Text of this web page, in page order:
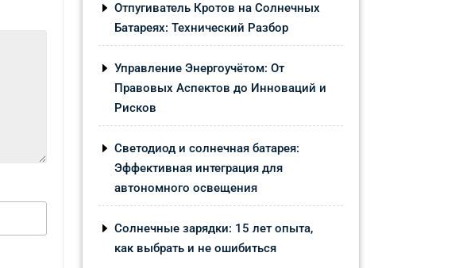
Отпугиватель Кротов на Солнечных
Батареях: Технический Разбор
Управление Энергоучётом: От
Правовых Аспектов до Инноваций и
Рисков
Светодиод и солнечная батарея:
Эффективная интеграция для
автономного освещения
Солнечные зарядки: 15 лет опыта,
как выбрать и не ошибиться